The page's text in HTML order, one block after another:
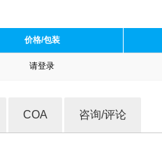
价格/包装
请登录
COA 咨询/评论